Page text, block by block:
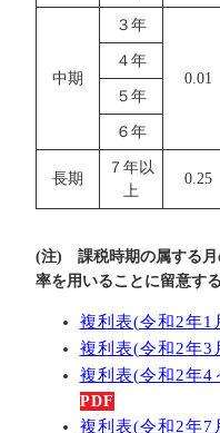
中期
３年
0.01
４年
５年
６年
長期
７年以
上
0.25
(注) 課税時期の属する月
率を用いることに留意する
複利表(令和2年1
複利表(令和2年3
複利表(令和2年4
PDF
複利表(令和2年7